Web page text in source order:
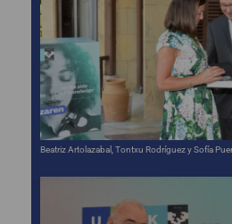
Beatriz Artolazabal, Tontxu Rodríguez y Sofía